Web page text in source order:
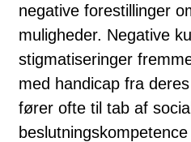
negative forestillinger
muligheder. Negative
stigmatiseringer
med handicap fra
fører ofte til tab af